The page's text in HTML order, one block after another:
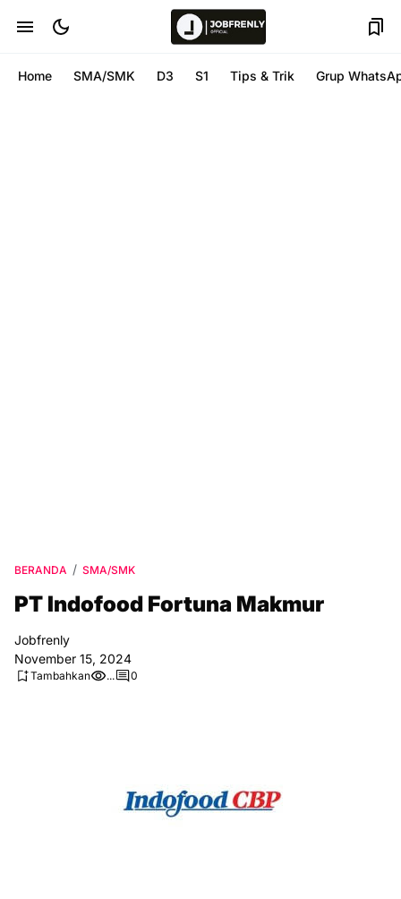
Home SMA/SMK D3 S1 Tips & Trik Grup
BERANDA SMA/SMK
PT Indofood Fortuna Makmur
Jobfrenly
November 15, 2024
Tambahkan ... 0